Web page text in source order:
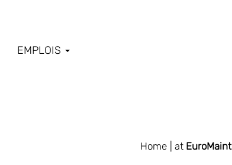
EMPLOIS
Home | at EuroMaint